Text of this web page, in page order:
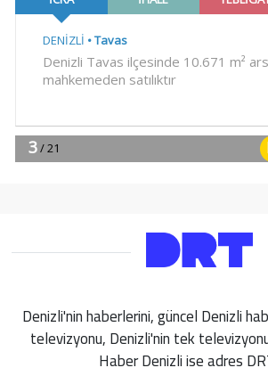
Denizli'nin haberlerini, güncel Denizli
televizyonu, Denizli'nin tek
Haber Denizli ise adres